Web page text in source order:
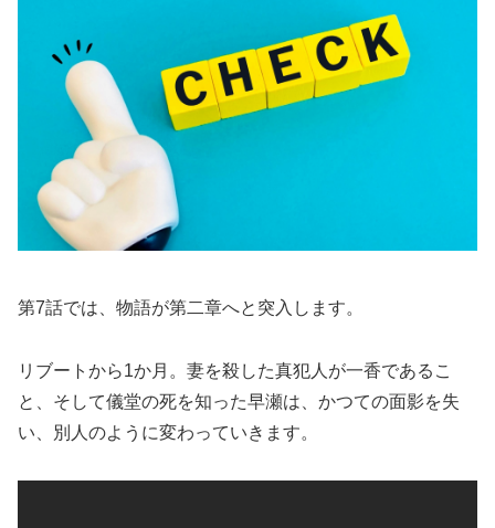
第7話では、物語が第二章へと突入します。
リブートから1か月。妻を殺した真犯人が一香であるこ
と、そして儀堂の死を知った早瀬は、かつての面影を失
い、別人のように変わっていきます。